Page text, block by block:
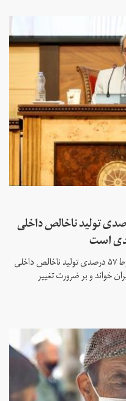
بازرگانی: سقوط ۵۷ درصدی تولید ناخالص داخلی
است
غلامحسین شافعی، رییس اتاق بازرگانی، سقوط ۵۷ درصدی تولید ناخالص داخلی
خواند و بر ضرورت تغییر